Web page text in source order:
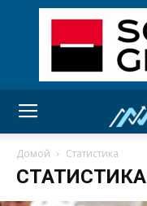
Домой Статистика
СТАТИСТИКА